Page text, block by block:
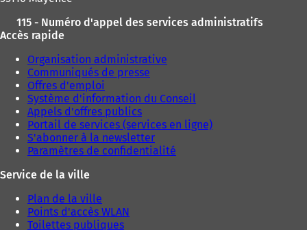
115 - Numéro d'appel des services administratifs
Accès rapide
Organisation administrative
Communiqués de presse
Offres d'emploi
Système d'information du Conseil
Appels d'offres publics
Portail de services (services en ligne)
S'abonner à la newsletter
Paramètres de confidentialité
Service de la ville
Plan de la ville
Points d'accès WLAN
Toilettes publiques